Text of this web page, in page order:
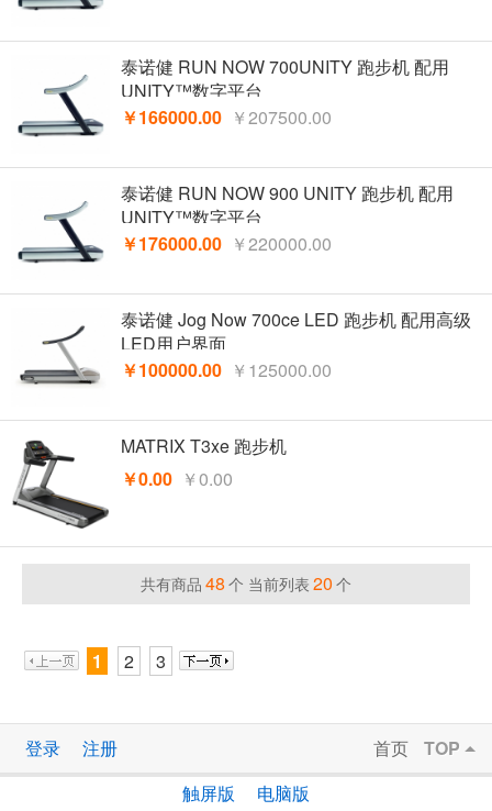
泰诺健 RUN NOW 700UNITY 跑步机 配用
UNITY™数字平台
￥166000.00 ￥207500.00
泰诺健 RUN NOW 900 UNITY 跑步机 配用
UNITY™数字平台
￥176000.00 ￥220000.00
泰诺健 Jog Now 700ce LED 跑步机 配用高级
LED用户界面
￥100000.00 ￥125000.00
MATRIX T3xe 跑步机
￥0.00 ￥0.00
共有商品 48 个 当前列表 20 个
1 2 3
登录 注册 首页
TOP
触屏版
电脑版